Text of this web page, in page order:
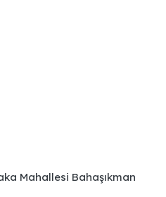
Mahallesi Bahaşıkman